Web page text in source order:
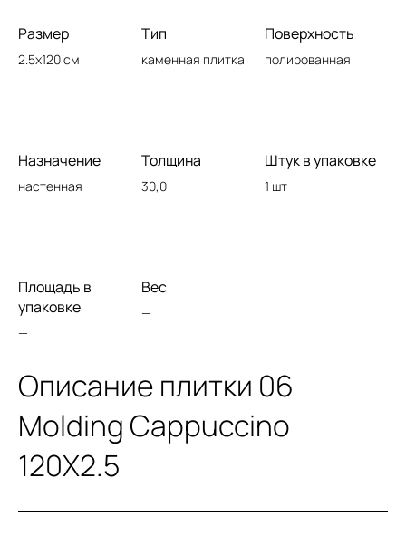
Размер
2.5x120 см
Тип
каменная плитка
Поверхность
полированная
Назначение
настенная
Толщина
30,0
Штук в упаковке
1 шт
Площадь в
упаковке
—
Вес
—
Описание плитки 06
Molding Cappuccino
120X2.5